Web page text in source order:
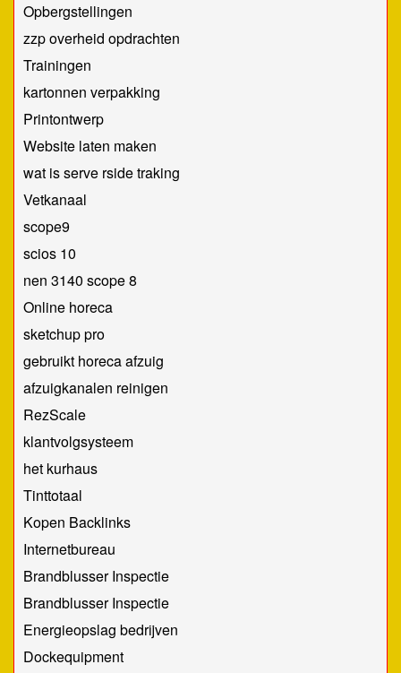
Opbergstellingen
zzp overheid opdrachten
Trainingen
kartonnen verpakking
Printontwerp
Website laten maken
wat is serve rside traking
Vetkanaal
scope9
scios 10
nen 3140 scope 8
Online horeca
sketchup pro
gebruikt horeca afzuig
afzuigkanalen reinigen
RezScale
klantvolgsysteem
het kurhaus
Tinttotaal
Kopen Backlinks
Internetbureau
Brandblusser Inspectie
Brandblusser Inspectie
Energieopslag bedrijven
Dockequipment